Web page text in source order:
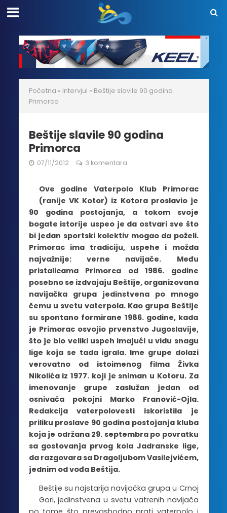
Početna » Intervjui » Beštije slavile 90 godina
Primorca
Beštije slavile 90 godina
Primorca
07/11/2012 3 komentara
Ove godine Vaterpolo Klub Primorac
(ranije VK Kotor) iz Kotora proslavio je
90 godina postojanja, a tokom svoje
bogate istorije uspeo je da ostvari sve što
bi jedan sportski kolektiv mogao da poželi.
Primorac ima tradiciju, uspehe i možda
najvažnije: verne navijače. Među
pristalicama Primorca od 1986. godine
posebno se izdvajaju Beštije, organizovana
navijačka grupa jedinstvena po mnogo
čemu u svetu vaterpola. Kao grupa Beštije
su spontano formirane 1986. godine, kada
je Primorac osvojio prvenstvo Jugoslavije,
što je bio veliki uspeh imajući u vidu snagu
lige koja se tada igrala. Ime grupe dolazi
verovatno od istoimenog filma Živka
Nikolića iz 1977. koji je sniman u Kotoru. Za
imenovanje grupe zaslužan jedan od
osnivača pokojni Marko Franović-Ojla.
Redakcija vaterpolovesti iskoristila je
priliku proslave 90 godina postojanja kluba
koja je održana 29. septembra po povratku
sa gostovanja prvog kola Jadranske lige,
da razgovara sa Dragoljubom Vasilejvićem,
jednim od vođa Beštija.
Beštije su najstarija navijačka grupa u Crnoj
Gori, jedinstvena u svetu vatrenih navijača